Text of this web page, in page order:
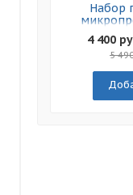
Набор
4 400
5